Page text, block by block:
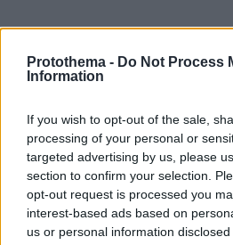
Protothema - Do Not Process
Information
If you wish to opt-out of the sale,
processing of your personal or
targeted advertising by us, please
section to confirm your selection.
opt-out request is processed you
interest-based ads based on
us or personal information
ΤΑ ΠΙΟ ΔΗΜΟΦΙΛΗ